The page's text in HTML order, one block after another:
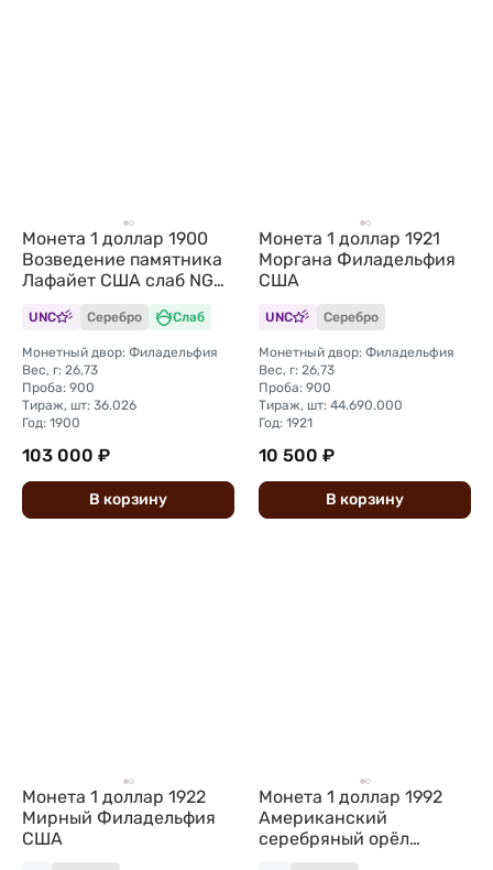
Монета 1 доллар 1900
Возведение памятника
Лафайет США слаб NGC
UNC Серебро Слаб
Монетный двор: Филадельфия
Вес, г: 26,73
Проба: 900
Тираж, шт: 36.026
Год: 1900
103 000 ₽
В корзину
Монета 1 доллар 1921
Моргана Филадельфия
США
UNC Серебро
Монетный двор: Филадельфия
Вес, г: 26,73
Проба: 900
Тираж, шт: 44.690.000
Год: 1921
10 500 ₽
В корзину
Монета 1 доллар 1922
Мирный Филадельфия
США
Монета 1 доллар 1992
Американский
серебряный орёл
Шагающая свобода США